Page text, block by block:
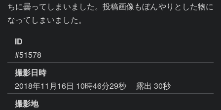
ちに曇ってしまいました。投稿画像もぼんやりとした物に
なってしまいました。
ID
#51578
撮影日時
2018年11月16日 10時46分29秒
露出 30秒
撮影地